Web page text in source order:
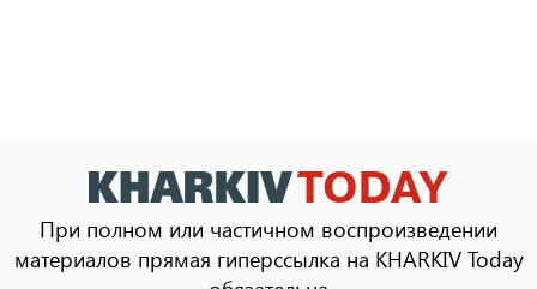
При полном или частичном воспроизведении
материалов прямая гиперссылка на KHARKIV Today